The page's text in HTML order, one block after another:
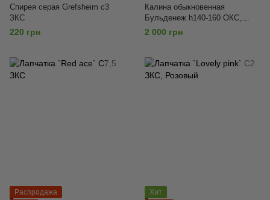
Спирея серая Grefsheim с3
ЗКС
220 грн
Калина обыкновенная
Бульденеж h140-160 ОКС,
Белый
2 000 грн
Распродажа
Хит